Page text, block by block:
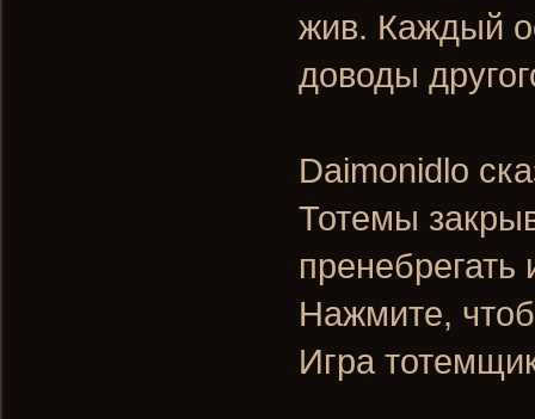
жив. Каждый
доводы
Daimonidlo
Тотемы
пренебрегать
Нажмите,
Игра